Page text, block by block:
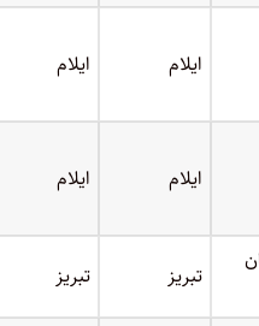
ایلام ایلام
ایلام ایلام
تبریز تبریز